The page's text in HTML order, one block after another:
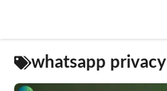
Menu
whatsapp privacy